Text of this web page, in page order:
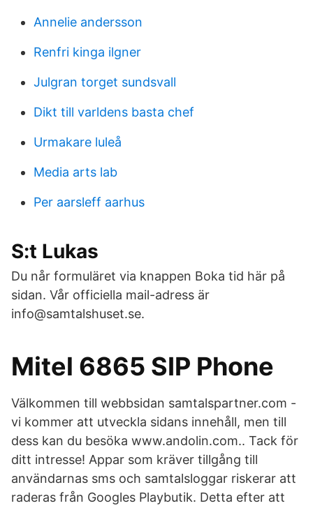
Annelie andersson
Renfri kinga ilgner
Julgran torget sundsvall
Dikt till varldens basta chef
Urmakare luleå
Media arts lab
Per aarsleff aarhus
S:t Lukas
Du når formuläret via knappen Boka tid här på
sidan. Vår officiella mail-adress är
info@samtalshuset.se.
Mitel 6865 SIP Phone
Välkommen till webbsidan samtalspartner.com -
vi kommer att utveckla sidans innehåll, men till
dess kan du besöka www.andolin.com.. Tack för
ditt intresse! Appar som kräver tillgång till
användarnas sms och samtalsloggar riskerar att
raderas från Googles Playbutik. Detta efter att